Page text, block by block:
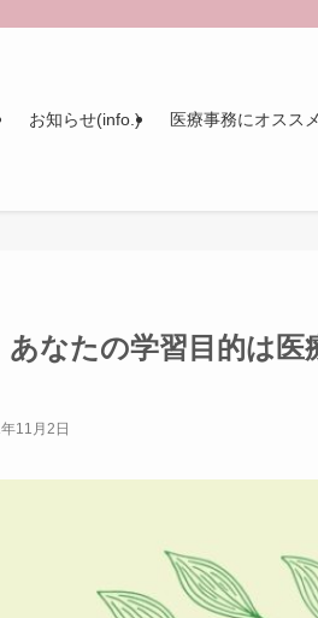
お知らせ(info.) 医療事務にオスス
あなたの学習目的は医
11月2日